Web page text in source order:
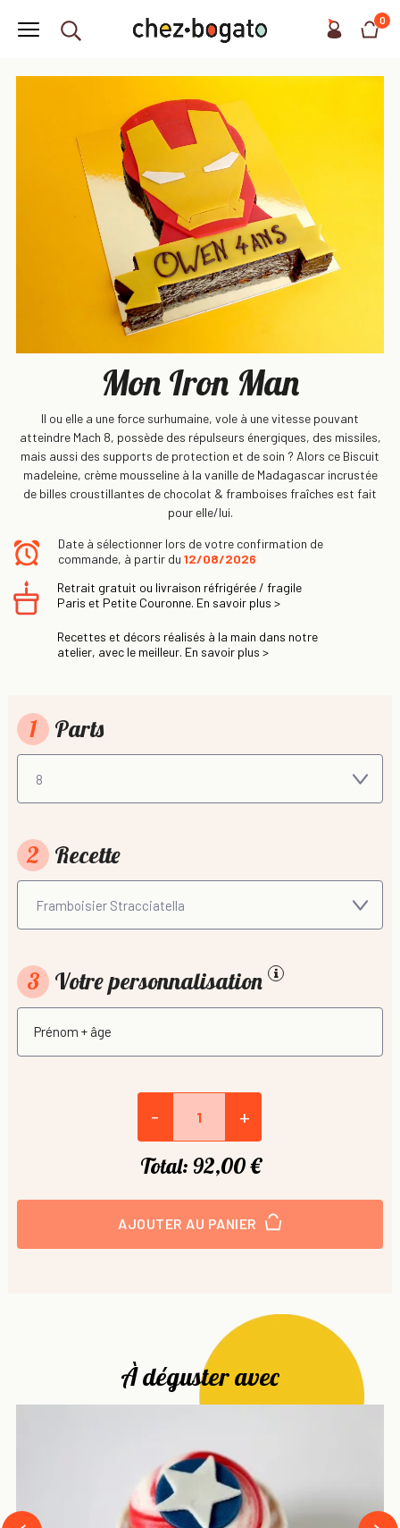
0
Mon Iron Man
Il ou elle a une force surhumaine, vole à une vitesse pouvant
atteindre Mach 8, possède des répulseurs énergiques, des missiles,
mais aussi des supports de protection et de soin ? Alors ce Biscuit
madeleine, crème mousseline à la vanille de Madagascar incrustée
de billes croustillantes de chocolat & framboises fraîches est fait
pour elle/lui.
Date à sélectionner lors de votre confirmation de
commande, à partir du 12/08/2026
Retrait gratuit ou livraison réfrigérée / fragile
Paris et Petite Couronne. En savoir plus >
Recettes et décors réalisés à la main dans notre
atelier, avec le meilleur. En savoir plus >
1 Parts
2 Recette
3 Votre personnalisation
- +
Total: 92,00 €
AJOUTER AU PANIER
À déguster avec
next